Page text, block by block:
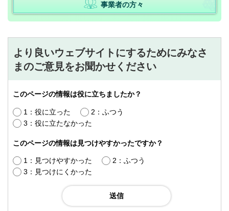
事業者の方々
より良いウェブサイトにするためにみなさ
まのご意見をお聞かせください
このページの情報は役に立ちましたか？
1：役に立った
2：ふつう
3：役に立たなかった
このページの情報は見つけやすかったですか？
1：見つけやすかった
2：ふつう
3：見つけにくかった